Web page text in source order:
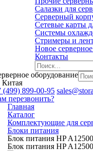
Салазки для
Серверный
Сетевые карты
Системы
Стримеры и
Новое
Контакты
оборудование
Китая
(499) 899-00-95
перезвонить?
Главная
Каталог
Комплектующие для
Блоки питания
Блок питания HP
Блок питания HP